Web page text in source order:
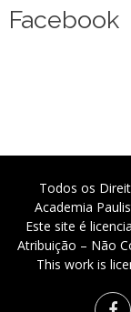
Facebook
Todos os
Academia
Este site é
Atribuição – Não
This work is